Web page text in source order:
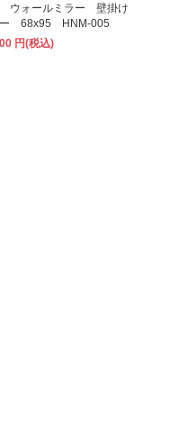
ウォールミラー 壁掛け
ー 68x95 HNM-005
円(税込)